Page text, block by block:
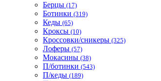
Берцы (17)
Ботинки (319)
Кеды (65)
Кроксы (10)
Кроссовки/сникеры (325)
Лоферы (57)
Мокасины (38)
П/ботинки (543)
П/кеды (189)